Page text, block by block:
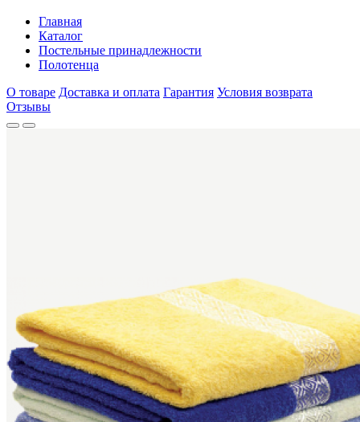
Главная
Каталог
Постельные принадлежности
Полотенца
О товаре Доставка и оплата Гарантия Условия возврата
Отзывы